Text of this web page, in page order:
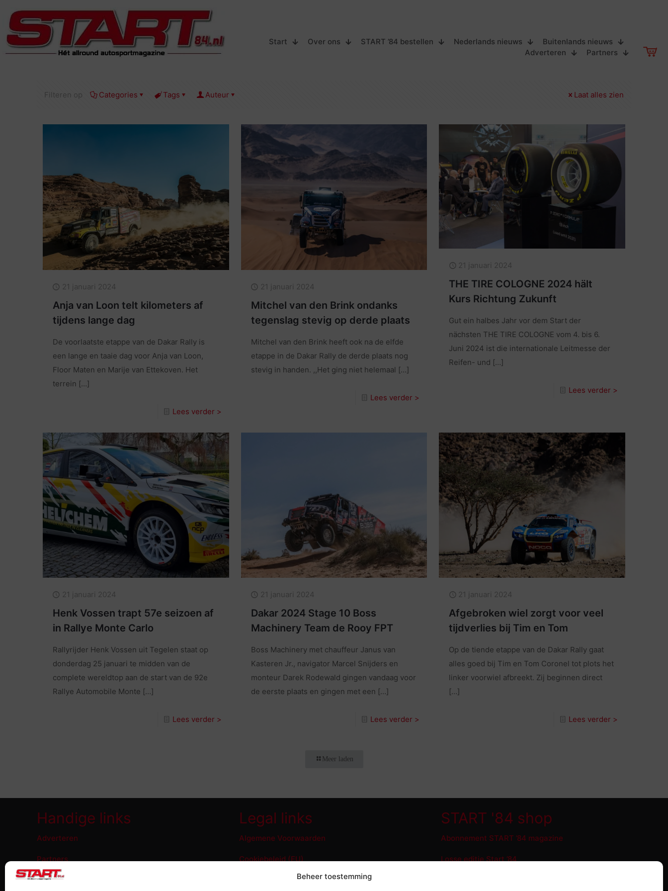
Beheer toestemming
Start Over ons START ’84 bestellen Nederlands nieuws
Buitenlands nieuws
Adverteren
Partners
Filteren op Categories Tags Auteur Laat alles zien
21 januari 2024
Anja van Loon telt kilometers af
tijdens lange dag
De voorlaatste etappe van de Dakar Rally is
een lange en taaie dag voor Anja van Loon,
Floor Maten en Marije van Ettekoven. Het
terrein […]
Lees verder >
21 januari 2024
Mitchel van den Brink ondanks
tegenslag stevig op derde plaats
Mitchel van den Brink heeft ook na de elfde
etappe in de Dakar Rally de derde plaats nog
stevig in handen. ,,Het ging niet helemaal […]
Lees verder >
21 januari 2024
THE TIRE COLOGNE 2024 hält
Kurs Richtung Zukunft
Gut ein halbes Jahr vor dem Start der
nächsten THE TIRE COLOGNE vom 4. bis 6.
Juni 2024 ist die internationale Leitmesse der
Reifen- und […]
Lees verder >
21 januari 2024
Henk Vossen trapt 57e seizoen af
in Rallye Monte Carlo
Rallyrijder Henk Vossen uit Tegelen staat op
donderdag 25 januari te midden van de
complete wereldtop aan de start van de 92e
Rallye Automobile Monte […]
Lees verder >
21 januari 2024
Dakar 2024 Stage 10 Boss
Machinery Team de Rooy FPT
Boss Machinery met chauffeur Janus van
Kasteren Jr., navigator Marcel Snijders en
monteur Darek Rodewald gingen vandaag voor
de eerste plaats en gingen met een […]
Lees verder >
21 januari 2024
Afgebroken wiel zorgt voor veel
tijdverlies bij Tim en Tom
Op de tiende etappe van de Dakar Rally gaat
alles goed bij Tim en Tom Coronel tot plots het
linker voorwiel afbreekt. Zij beginnen direct
[…]
Lees verder >
Meer laden
Handige links
Adverteren
Partners
Wat doen wij nog meer
Legal links
Algemene Voorwaarden
Cookiebeleid (EU)
START '84 shop
Abonnement START ’84 magazine
Losse editie Start ’84